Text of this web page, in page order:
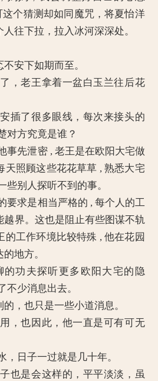
个猜测却如同魔咒，将夏怡洋
往下拉，拉入冰河深深处。
安下如期而至。
老王拿着一盆白玉兰往后花
了很多眼线，每次来接头的
对方究竟是谁？
先泄密 , 老王是在欧阳大宅做
天照顾这些花花草草 , 熟悉大宅
些别人探听不到的事。
求是相当严格的 , 每个人的工
越界。这也是阻止有些图谋不轨
的工作环境比较特殊 , 他在花园
地方。
功夫探听更多欧阳大宅的隐
不少消息出去。
，也只是一些小道消息。
也因此，他一直是可有可无
日子一过就是几十年。
是会这样的，平平淡淡，虽